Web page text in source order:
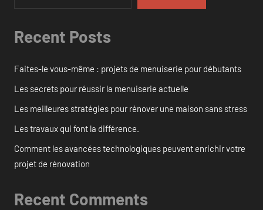
Recent Posts
Faites-le vous-même : projets de menuiserie pour débutants
Les secrets pour réussir la menuiserie actuelle
Les meilleures stratégies pour rénover une maison sans stress
Les travaux qui font la différence.
Comment les avancées technologiques peuvent enrichir votre
projet de rénovation
Recent Comments